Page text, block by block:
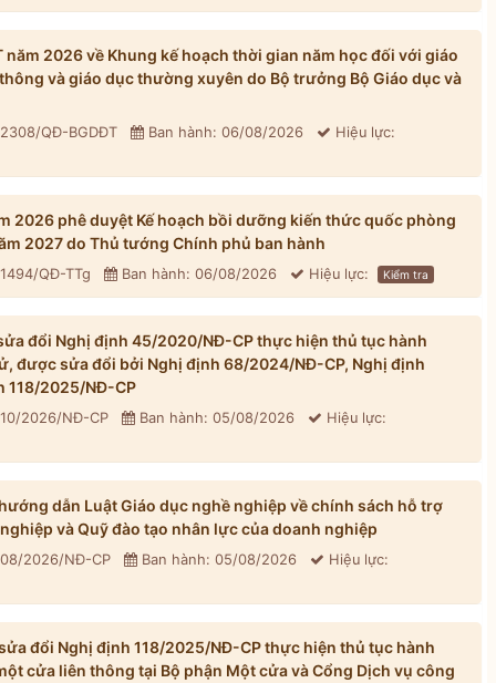
2026 về Khung kế hoạch thời gian năm học đối với giáo
và giáo dục thường xuyên do Bộ trưởng Bộ Giáo dục và
QĐ-BGDĐT Ban hành: 06/08/2026 Hiệu lực:
2026 phê duyệt Kế hoạch bồi dưỡng kiến thức quốc phòng
2027 do Thủ tướng Chính phủ ban hành
QĐ-TTg Ban hành: 06/08/2026 Hiệu lực: Kiểm tra
đổi Nghị định 45/2020/NĐ-CP thực hiện thủ tục hành
được sửa đổi bởi Nghị định 68/2024/NĐ-CP, Nghị định
118/2025/NĐ-CP
2026/NĐ-CP Ban hành: 05/08/2026 Hiệu lực:
dẫn Luật Giáo dục nghề nghiệp về chính sách hỗ trợ
và Quỹ đào tạo nhân lực của doanh nghiệp
2026/NĐ-CP Ban hành: 05/08/2026 Hiệu lực:
đổi Nghị định 118/2025/NĐ-CP thực hiện thủ tục hành
cửa liên thông tại Bộ phận Một cửa và Cổng Dịch vụ công